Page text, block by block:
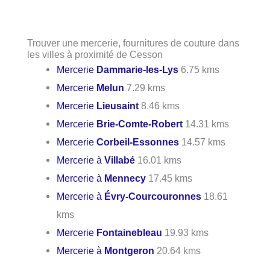
Trouver une mercerie, fournitures de couture dans
les villes à proximité de Cesson
Mercerie Dammarie-les-Lys 6.75 kms
Mercerie Melun 7.29 kms
Mercerie Lieusaint 8.46 kms
Mercerie Brie-Comte-Robert 14.31 kms
MercerieCorbeil-Essonnes 14.57 kms
Mercerie àVillabé 16.01 kms
Mercerie à Mennecy 17.45 kms
Mercerie à Évry-Courcouronnes 18.61
kms
Mercerie Fontainebleau 19.93 kms
Mercerie à Montgeron 20.64 kms